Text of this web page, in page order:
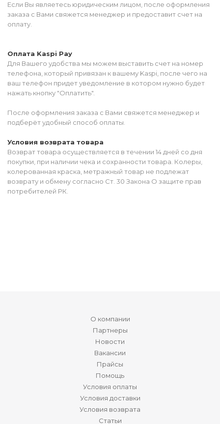
Если Вы являетесь юридическим лицом, после оформления
заказа с Вами свяжется менеджер и предоставит счет на
оплату.
Оплата Kaspi Pay
Для Вашего удобства мы можем выставить счет на номер
телефона, который привязан к вашему Kaspi, после чего на
ваш телефон придет уведомление в котором нужно будет
нажать кнопку "Оплатить".
После оформления заказа с Вами свяжется менеджер и
подберёт удобный способ оплаты.
Условия возврата товара
Возврат товара осуществляется в течении 14 дней со дня
покупки, при наличии чека и сохранности товара. Колеры,
колерованная краска, метражный товар не подлежат
возврату и обмену согласно Ст. 30 Закона О защите прав
потребителей РК.
О компании
Партнеры
Новости
Вакансии
Прайсы
Помощь
Условия оплаты
Условия доставки
Условия возврата
Статьи